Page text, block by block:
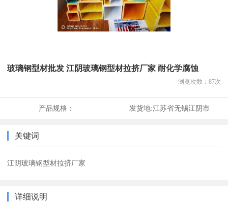
玻璃钢型材批发 江阴玻璃钢型材拉挤厂家 耐化学腐蚀
浏览次数： 87次
产品规格： 发货地:江苏省无锡江阴市
关键词
江阴玻璃钢型材拉挤厂家
详细说明